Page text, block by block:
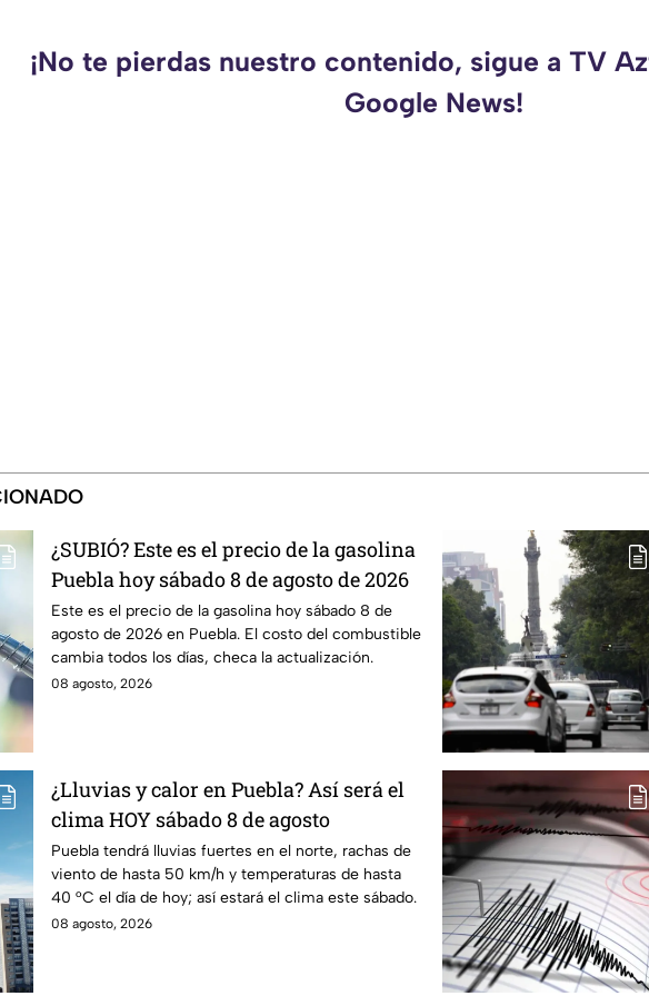
¡No te pierdas nuestro contenido, sigue a TV
Google News!
¿SUBIÓ? Este es el precio de la gasolina
Puebla hoy sábado 8 de agosto de 2026
Este es el precio de la gasolina hoy sábado 8 de
agosto de 2026 en Puebla. El costo del combustible
cambia todos los días, checa la actualización.
08 agosto, 2026
¿Lluvias y calor en Puebla? Así será el
clima HOY sábado 8 de agosto
Puebla tendrá lluvias fuertes en el norte, rachas de
viento de hasta 50 km/h y temperaturas de hasta
40 °C el día de hoy; así estará el clima este sábado.
08 agosto, 2026